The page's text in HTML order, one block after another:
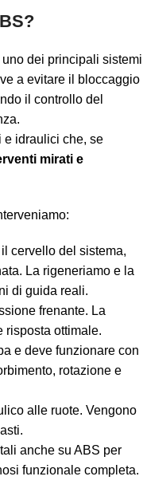
uno dei principali sistemi
a evitare il bloccaggio
il controllo del
e idraulici che, se
mirati e
il cervello del sistema,
La rigeneriamo e la
di guida reali.
frenante. La
risposta ottimale.
e deve funzionare con
rotazione e
alle ruote. Vengono
anche su ABS per
funzionale completa.